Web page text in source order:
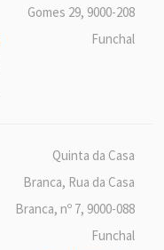
Gomes 29, 9000-208
Funchal
Quinta da Casa
Branca, Rua da Casa
Branca, nº 7, 9000-088
Funchal